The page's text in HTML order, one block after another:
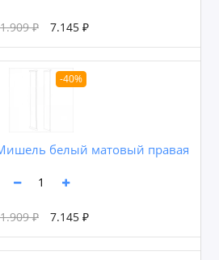
₽ 7.145 ₽
-40%
белый матовый правая
₽ 7.145 ₽